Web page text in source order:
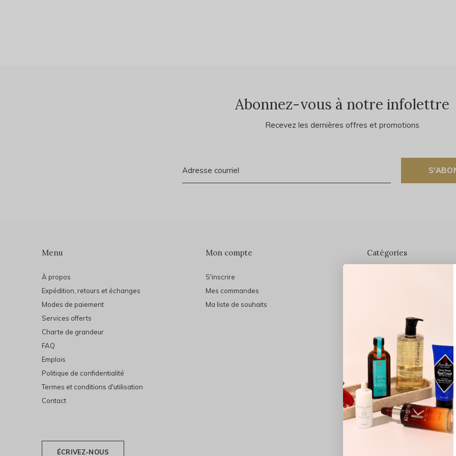
Abonnez-vous à notre infolettre
Recevez les dernières offres et promotions
Menu
À propos
Expédition, retours et échanges
Modes de paiement
Services offerts
Charte de grandeur
FAQ
Emplois
Politique de confidentialité
Termes et conditions d'utilisation
Contact
Mon compte
S'inscrire
Mes commandes
Ma liste de souhaits
Catégories
Soins du visage
Maquillage
Bain et Corps
Bijoux
ÉCRIVEZ-NOUS